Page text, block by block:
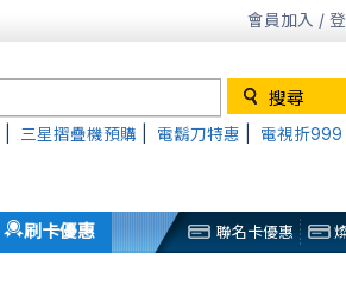
會員加入 /
三星摺疊機預購 電鬍刀特惠 電視折999
刷卡優惠 聯名卡優惠